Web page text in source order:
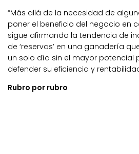
“Más allá de la necesidad de
poner el beneficio del negocio en
sigue afirmando la tendencia de
de ‘reservas’ en una ganadería
un solo día sin el mayor potencial
defender su eficiencia y
Rubro por rubro